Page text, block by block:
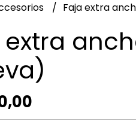
Faja extra
extra